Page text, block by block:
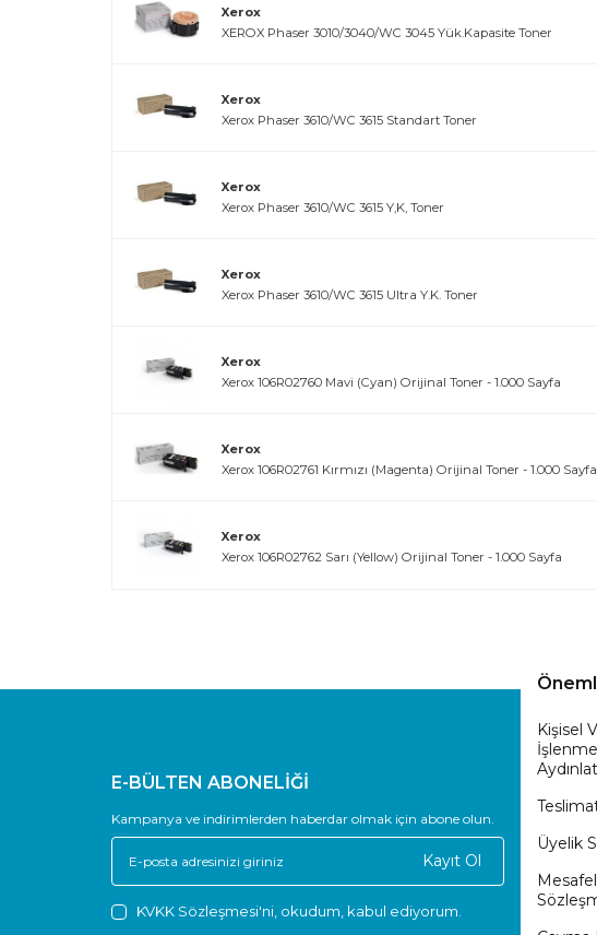
Xerox
XEROX Phaser 3010/3040/WC 3045 Yük.Kapasite Toner
Xerox
Xerox Phaser 3610/WC 3615 Standart Toner
Xerox
Xerox Phaser 3610/WC 3615 Y,K, Toner
Xerox
Xerox Phaser 3610/WC 3615 Ultra Y.K. Toner
Xerox
Xerox 106R02760 Mavi (Cyan) Orijinal Toner - 1.000 Sayfa
Xerox
Xerox 106R02761 Kırmızı (Magenta) Orijinal Toner - 1.000 Sayfa
Xerox
Xerox 106R02762 Sarı (Yellow) Orijinal Toner - 1.000 Sayfa
E-BÜLTEN ABONELİĞİ
Kampanya ve indirimlerden haberdar olmak için abone olun.
Kayıt Ol
KVKK Sözleşmesi'ni , okudum, kabul ediyorum.
Kişisel
Üyelik